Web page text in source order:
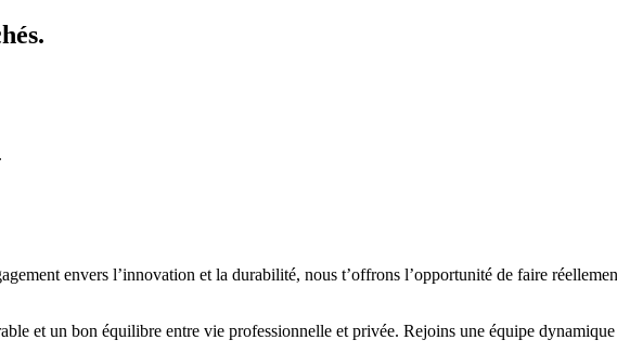
envers l’innovation et la durabilité, nous t’offrons l’opportunité de faire
et un bon équilibre entre vie professionnelle et privée. Rejoins une équipe